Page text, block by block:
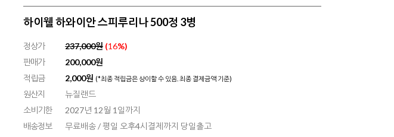
하이웰 하와이안 스피루리나 500정 3병
정상가 237,000원 (16%)
판매가
200,000원
적립금
2,000원 (*최종 적립금은 상이할 수 있음. 최종 결제금액 기준)
원산지
뉴질랜드
소비기한
2027년 12월 1일까지
배송정보
무료배송 / 평일 오후4시결제까지 당일출고